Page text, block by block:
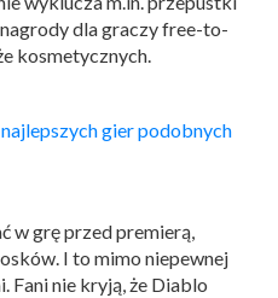
dla graczy free-to-
kosmetycznych.
gier podobnych
w grę przed premierą,
I to mimo niepewnej
Fani nie kryją, że Diablo